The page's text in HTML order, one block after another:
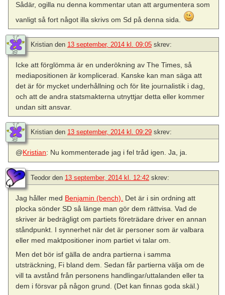
Sådär, ogilla nu denna kommentar utan att argumentera som
vanligt så fort något illa skrivs om Sd på denna sida.
Kristian den 13 september, 2014 kl. 09:05 skrev:
Icke att förglömma är en underökning av The Times, så
mediapositionen är komplicerad. Kanske kan man säga att
det är för mycket underhållning och för lite journalistik i dag,
och att de andra statsmakterna utnyttjar detta eller kommer
undan sitt ansvar.
Kristian den 13 september, 2014 kl. 09:29 skrev:
@Kristian: Nu kommenterade jag i fel tråd igen. Ja, ja.
Teodor den 13 september, 2014 kl. 12:42 skrev:
Jag håller med Benjamin (bench).
Det är i sin ordning att
plocka sönder SD så länge man gör dem rättvisa. Vad de
skriver är bedrägligt om partiets företrädare driver en annan
ståndpunkt. I synnerhet när det är personer som är valbara
eller med maktpositioner inom partiet vi talar om.
Men det bör isf gälla de andra partierna i samma
utsträckning, Fi bland dem. Sedan får partierna välja om de
vill ta avstånd från personens handlingar/uttalanden eller ta
dem i försvar på någon grund. (Det kan finnas goda skäl.)